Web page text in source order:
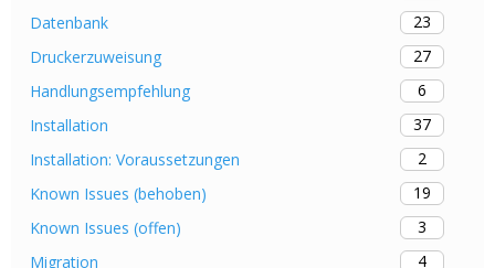
Datenbank
23
Druckerzuweisung
27
Handlungsempfehlung
6
Installation
37
Installation: Voraussetzungen
2
Known Issues (behoben)
19
Known Issues (offen)
3
Migration
4